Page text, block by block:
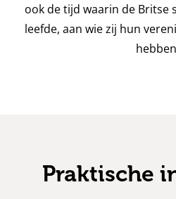
ook de tijd waarin de Britse
leefde, aan wie zij hun
Praktische